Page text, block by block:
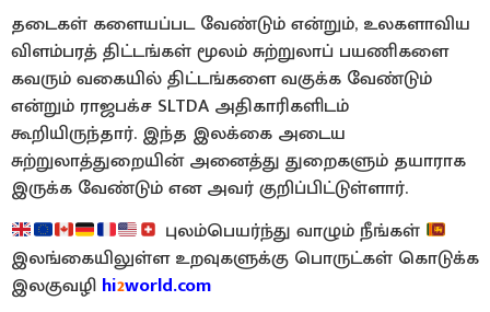
தடைகள் களையப்பட வேண்டும் என்றும், உலகளாவிய
விளம்பரத் திட்டங்கள் மூலம் சுற்றுலாப் பயணிகளை
கவரும் வகையில் திட்டங்களை வகுக்க வேண்டும்
என்றும் ராஜபக்ச SLTDA அதிகாரிகளிடம்
கூறியிருந்தார். இந்த இலக்கை அடைய
சுற்றுலாத்துறையின் அனைத்து துறைகளும் தயாராக
இருக்க வேண்டும் என அவர் குறிப்பிட்டுள்ளார்.
புலம்பெயர்ந்து வாழும் நீங்கள்
இலங்கையிலுள்ள உறவுகளுக்கு பொருட்கள் கொடுக்க
இலகுவழி hi2world.com